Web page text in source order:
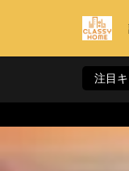
注目